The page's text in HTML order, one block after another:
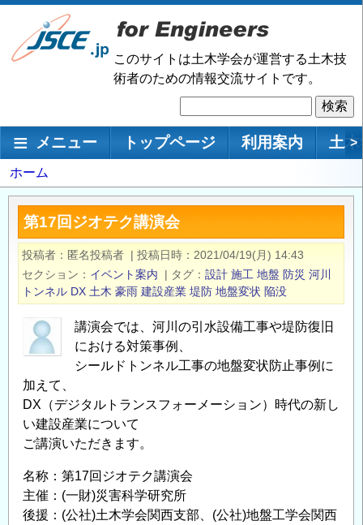
メ
ン
移
このサイトは土木学会が運営する土木技
術者のための情報交流サイトです。
索
メインナビゲーション
メニュー トップページ 利用案内 土 >
パ
ン
く
ず
ホーム
第17回ジオテク講演会
投稿者 匿名投稿者 | 投稿日時
2021/04/19(月) 14:43
セクション
イベント案内 | タグ 設計 施工 地盤 防災 河川
トンネル DX 土木 豪雨 建設産業 堤防 地盤変状 陥没
講演会では、河川の引水設備工事や堤防復旧
における対策事例、
シールドトンネル工事の地盤変状防止事例に
加えて、
DX（デジタルトランスフォーメーション）時代の新し
い建設産業について
ご講演いただきます。
名称：第17回ジオテク講演会
主催：(一財)災害科学研究所
後援：(公社)土木学会関西支部、(公社)地盤工学会関西